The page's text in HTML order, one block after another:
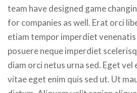
team have designed game
for companies as well. Erat orci
etiam tempor imperdiet
posuere neque imperdiet
diam orci netus urna sed. Eget vel
vitae eget enim quis sed ut. Ut